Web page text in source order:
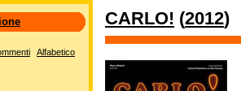
CARLO! (2012)
Alfabetico